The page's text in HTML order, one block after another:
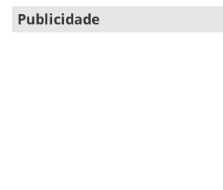
Publicidade